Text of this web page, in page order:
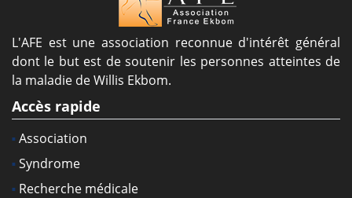
L'AFE est une association reconnue d'intérêt général
dont le but est de soutenir les personnes atteintes de
la maladie de Willis Ekbom.
Accès rapide
Association
Syndrome
Recherche médicale